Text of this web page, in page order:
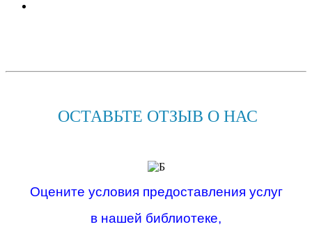
ОСТАВЬТЕ ОТЗЫВ О НАС
Оцените условия предоставления услуг
в нашей библиотеке,